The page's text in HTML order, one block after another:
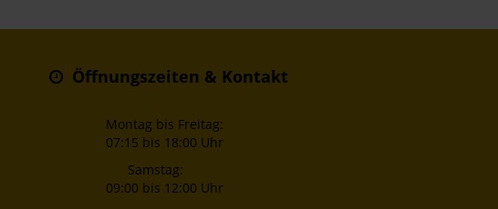
Öffnungszeiten & Kontakt
Montag bis Freitag:
07:15 bis 18:00 Uhr
Samstag:
09:00 bis 12:00 Uhr